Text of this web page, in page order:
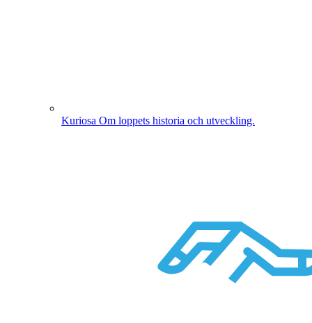
Kuriosa Om loppets historia och utveckling.